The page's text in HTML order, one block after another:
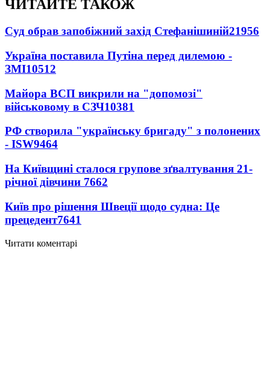
ЧИТАЙТЕ ТАКОЖ
Суд обрав запобіжний захід Стефанішиній21956
Україна поставила Путіна перед дилемою -
ЗМІ10512
Майора ВСП викрили на "допомозі"
військовому в СЗЧ10381
РФ створила "українську бригаду" з полонених
- ISW9464
На Київщині сталося групове зґвалтування 21-
річної дівчини 7662
Київ про рішення Швеції щодо судна: Це
прецедент7641
Читати коментарі